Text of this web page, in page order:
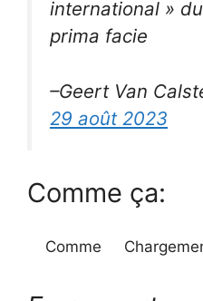
international »
prima facie
–Geert Van
29 août 2023
Comme ça:
Comme